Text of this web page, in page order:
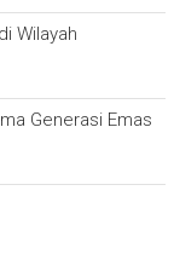
Wilayah
Generasi Emas